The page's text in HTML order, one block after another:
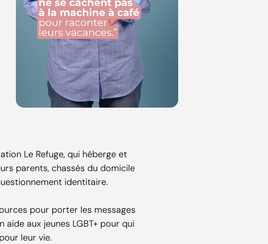
Le Refuge, qui héberge et
parents, chassés du domicile
identitaire.
pour porter les messages
aux jeunes LGBT+ pour qui
leur vie.